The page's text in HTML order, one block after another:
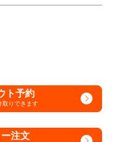
ト予約
取りできます
注文